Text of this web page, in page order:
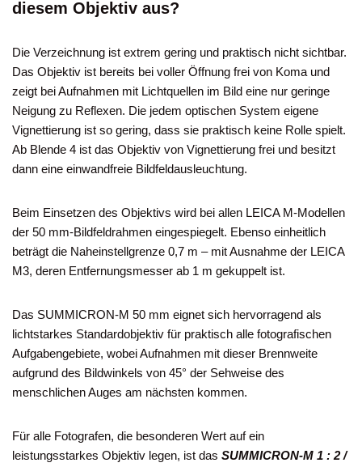
diesem Objektiv aus?
Die Verzeichnung ist extrem gering und praktisch nicht sichtbar.
Das Objektiv ist bereits bei voller Öffnung frei von Koma und
zeigt bei Aufnahmen mit Lichtquellen im Bild eine nur geringe
Neigung zu Reflexen. Die jedem optischen System eigene
Vignettierung ist so gering, dass sie praktisch keine Rolle spielt.
Ab Blende 4 ist das Objektiv von Vignettierung frei und besitzt
dann eine einwandfreie Bildfeldausleuchtung.
Beim Einsetzen des Objektivs wird bei allen LEICA M-Modellen
der 50 mm-Bildfeldrahmen eingespiegelt. Ebenso einheitlich
beträgt die Naheinstellgrenze 0,7 m – mit Ausnahme der LEICA
M3, deren Entfernungsmesser ab 1 m gekuppelt ist.
Das SUMMICRON-M 50 mm eignet sich hervorragend als
lichtstarkes Standardobjektiv für praktisch alle fotografischen
Aufgabengebiete, wobei Aufnahmen mit dieser Brennweite
aufgrund des Bildwinkels von 45° der Sehweise des
menschlichen Auges am nächsten kommen.
Für alle Fotografen, die besonderen Wert auf ein
leistungsstarkes Objektiv legen, ist das SUMMICRON-M 1 : 2 /